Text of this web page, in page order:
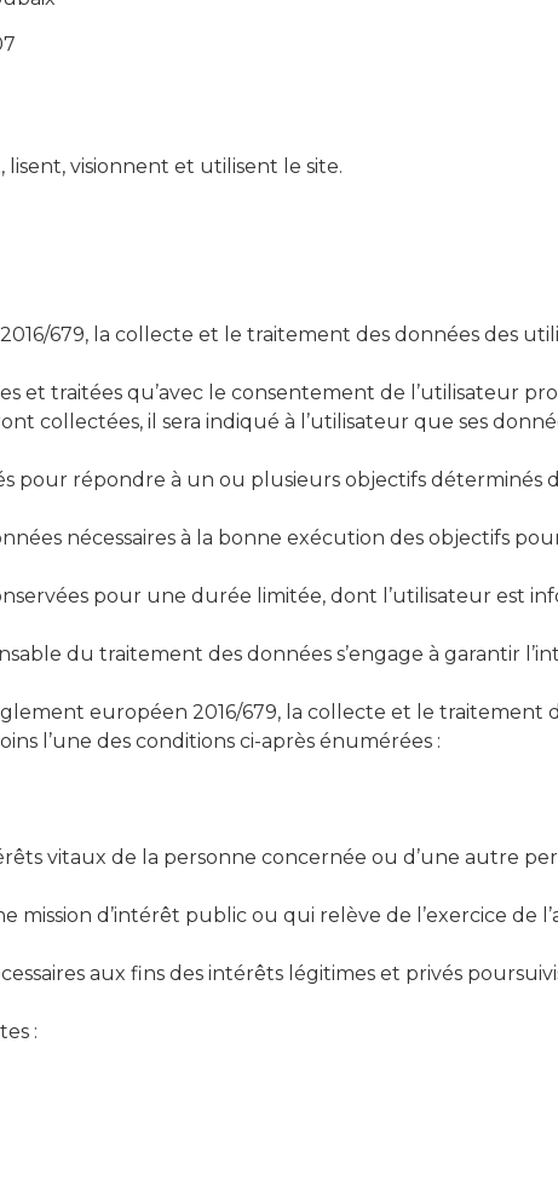
visionnent et utilisent le site.
679, la collecte et le traitement des données des
et traitées qu’avec le consentement de l’utilisateur
collectées, il sera indiqué à l’utilisateur que ses
pour répondre à un ou plusieurs objectifs déterminés
nécessaires à la bonne exécution des objectifs
pour une durée limitée, dont l’utilisateur est
du traitement des données s’engage à garantir
européen 2016/679, la collecte et le traitement
l’une des conditions ci-après énumérées :
vitaux de la personne concernée ou d’une autre
mission d’intérêt public ou qui relève de l’exercice de
aux fins des intérêts légitimes et privés
: